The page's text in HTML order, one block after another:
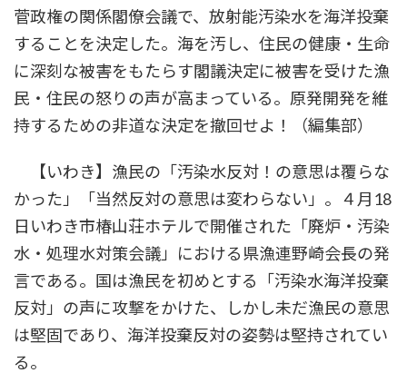
菅政権の関係閣僚会議で、放射能汚染水を海洋投棄
することを決定した。海を汚し、住民の健康・生命
に深刻な被害をもたらす閣議決定に被害を受けた漁
民・住民の怒りの声が高まっている。原発開発を維
持するための非道な決定を撤回せよ！（編集部）
【いわき】漁民の「汚染水反対！の意思は覆らな
かった」「当然反対の意思は変わらない」。４月18
日いわき市椿山荘ホテルで開催された「廃炉・汚染
水・処理水対策会議」における県漁連野崎会長の発
言である。国は漁民を初めとする「汚染水海洋投棄
反対」の声に攻撃をかけた、しかし未だ漁民の意思
は堅固であり、海洋投棄反対の姿勢は堅持されてい
る。